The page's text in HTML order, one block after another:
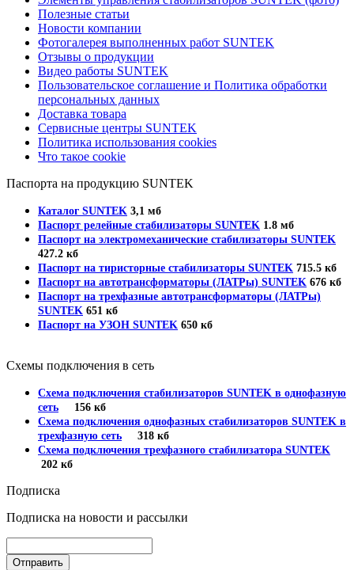
Полезные статьи
Новости компании
Фотогалерея выполненных работ SUNTEK
Отзывы о продукции
Видео работы SUNTEK
Пользовательское соглашение и Политика обработки
персональных данных
Доставка товара
Сервисные центры SUNTEK
Политика использования cookies
Что такое cookie
Паспорта на продукцию SUNTEK
Каталог SUNTEK 3,1 мб
Паспорт релейные стабилизаторы SUNTEK 1.8 мб
Паспорт на электромеханические стабилизаторы SUNTEK
427.2 кб
Паспорт на тиристорные стабилизаторы SUNTEK 715.5 кб
Паспорт на автотрансформаторы (ЛАТРы) SUNTEK 676 кб
Паспорт на трехфазные автотрансформаторы (ЛАТРы)
SUNTEK 651 кб
Паспорт на УЗОН SUNTEK 650 кб
Схемы подключения в сеть
Схема подключения стабилизаторов SUNTEK в однофазную
сеть 156 кб
Схема подключения однофазных стабилизаторов SUNTEK в
трехфазную сеть 318 кб
Схема подключения трехфазного стабилизатора SUNTEK
202 кб
Подписка
Подписка на новости и рассылки